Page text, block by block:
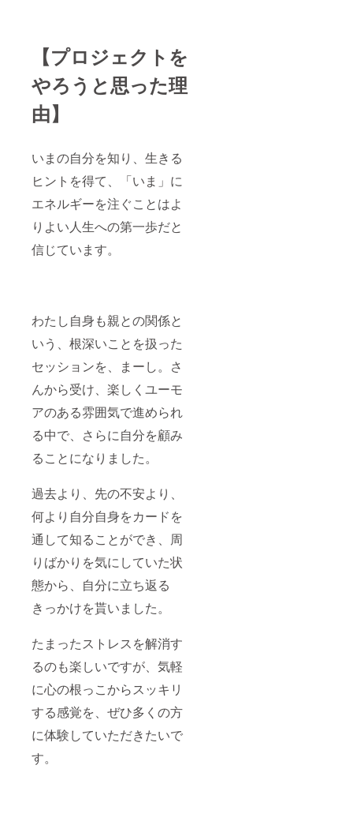
【プロジェクトを
やろうと思った理
由】
いまの自分を知り、生きる
ヒントを得て、「いま」に
エネルギーを注ぐことはよ
りよい人生への第一歩だと
信じています。
わたし自身も親との関係と
いう、根深いことを扱った
セッションを、まーし。さ
んから受け、楽しくユーモ
アのある雰囲気で進められ
る中で、さらに自分を顧み
ることになりました。
過去より、先の不安より、
何より自分自身をカードを
通して知ることができ、周
りばかりを気にしていた状
態から、自分に立ち返る
きっかけを貰いました。
たまったストレスを解消す
るのも楽しいですが、気軽
に心の根っこからスッキリ
する感覚を、ぜひ多くの方
に体験していただきたいで
す。